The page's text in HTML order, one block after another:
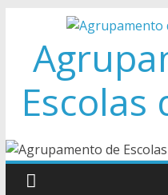
content
Escolas